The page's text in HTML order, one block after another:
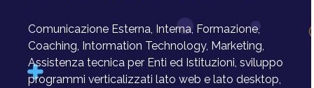
Comunicazione Esterna, Interna, Formazione,
Coaching, Intormation Technology, Marketing,
Assistenza tecnica per Enti ed Istituzioni, sviluppo
programmi verticalizzati lato web e lato desktop,